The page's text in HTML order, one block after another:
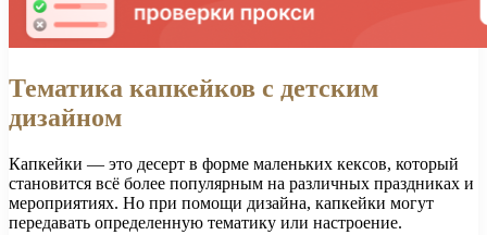
Тематика капкейков с детским
дизайном
Капкейки — это десерт в форме маленьких кексов, который
становится всё более популярным на различных праздниках и
мероприятиях. Но при помощи дизайна, капкейки могут
передавать определенную тематику или настроение.